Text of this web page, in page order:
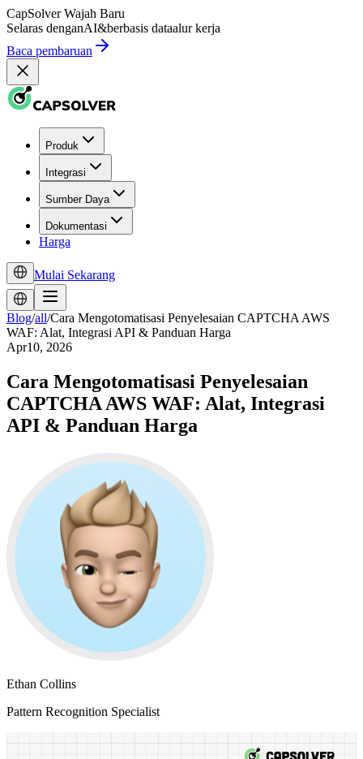
CapSolver Wajah Baru
Selaras denganAI&berbasis dataalur kerja
Baca pembaruan
Produk
Integrasi
Sumber Daya
Dokumentasi
Harga
Mulai Sekarang
Blog/all/Cara Mengotomatisasi Penyelesaian CAPTCHA AWS
WAF: Alat, Integrasi API & Panduan Harga
Apr10, 2026
Cara Mengotomatisasi Penyelesaian
CAPTCHA AWS WAF: Alat, Integrasi
API & Panduan Harga
Ethan Collins
Pattern Recognition Specialist